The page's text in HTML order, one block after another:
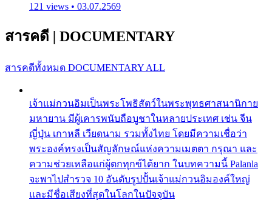
121 views • 03.07.2569
สารคดี | DOCUMENTARY
สารคดีทั้งหมด DOCUMENTARY ALL
เจ้าแม่กวนอิมเป็นพระโพธิสัตว์ในพระพุทธศาสนานิกาย
มหายาน มีผู้เคารพนับถือบูชาในหลายประเทศ เช่น จีน
ญี่ปุ่น เกาหลี เวียดนาม รวมทั้งไทย โดยมีความเชื่อว่า
พระองค์ทรงเป็นสัญลักษณ์แห่งความเมตตา กรุณา และ
ความช่วยเหลือแก่ผู้ตกทุกข์ได้ยาก ในบทความนี้ Palanla
จะพาไปสำรวจ 10 อันดับรูปปั้นเจ้าแม่กวนอิมองค์ใหญ่
และมีชื่อเสียงที่สุดในโลกในปัจจุบัน